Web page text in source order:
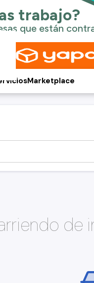
Marketplace
de